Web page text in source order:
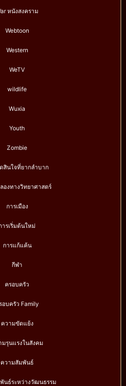
หนังสงคราม
Webtoon
Western
WeTV
wildlife
Wuxia
Youth
Zombie
สินใจที่ยากลำบาก
องทางวิทยาศาสตร์
การเมือง
ารเริ่มต้นใหม่
การแก้แค้น
กีฬา
ครอบครัว
อบครัว Family
ความขัดแย้ง
มรุนแรงในสังคม
ความสัมพันธ์
นธ์ระหว่างวัฒนธรรม